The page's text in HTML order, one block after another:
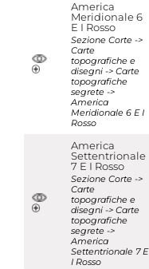
America
Meridionale 6
E I Rosso
Sezione Corte ->
Carte
topografiche e
disegni -> Carte
topografiche
segrete ->
America
Meridionale 6 E I
Rosso
America
Settentrionale
7 E I Rosso
Sezione Corte ->
Carte
topografiche e
disegni -> Carte
topografiche
segrete ->
America
Settentrionale 7 E
I Rosso